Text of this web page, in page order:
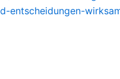
entscheidungen-